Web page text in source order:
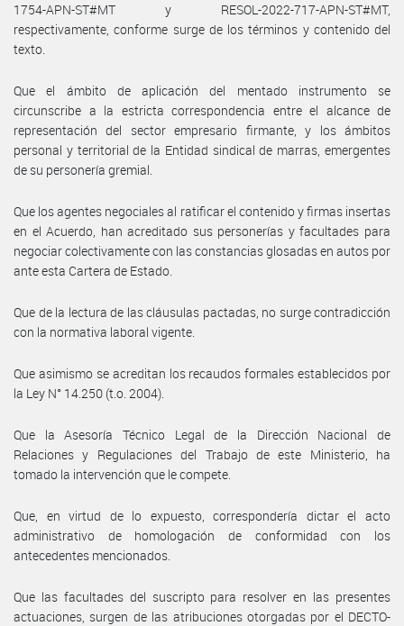
1754-APN-ST#MT y RESOL-2022-717-APN-ST#MT,
respectivamente, conforme surge de los términos y contenido del
texto.
Que el ámbito de aplicación del mentado instrumento se
circunscribe a la estricta correspondencia entre el alcance de
representación del sector empresario firmante, y los ámbitos
personal y territorial de la Entidad sindical de marras, emergentes
de su personería gremial.
Que los agentes negociales al ratificar el contenido y firmas insertas
en el Acuerdo, han acreditado sus personerías y facultades para
negociar colectivamente con las constancias glosadas en autos por
ante esta Cartera de Estado.
Que de la lectura de las cláusulas pactadas, no surge contradicción
con la normativa laboral vigente.
Que asimismo se acreditan los recaudos formales establecidos por
la Ley N° 14.250 (t.o. 2004).
Que la Asesoría Técnico Legal de la Dirección Nacional de
Relaciones y Regulaciones del Trabajo de este Ministerio, ha
tomado la intervención que le compete.
Que, en virtud de lo expuesto, correspondería dictar el acto
administrativo de homologación de conformidad con los
antecedentes mencionados.
Que las facultades del suscripto para resolver en las presentes
actuaciones, surgen de las atribuciones otorgadas por el DECTO-